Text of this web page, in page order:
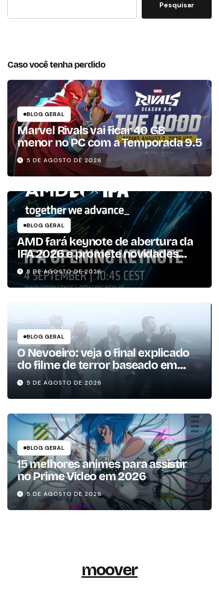
Pesquisar
Caso você tenha perdido
BLOG GERAL
Marvel Rivals vai ficar 40 GB
menor no PC com a Temporada 9.5
5 DE AGOSTO DE 2026
BLOG GERAL
AMD fará keynote de abertura da
IFA 2026 e promete novidades
para os consumidores
5 DE AGOSTO DE 2026
BLOG GERAL
O Nevoeiro: veja o final explicado
do filme de terror baseado em
Stephen King
5 DE AGOSTO DE 2026
BLOG GERAL
15 melhores animes para assistir
no Prime Video em 2026
5 DE AGOSTO DE 2026
moover